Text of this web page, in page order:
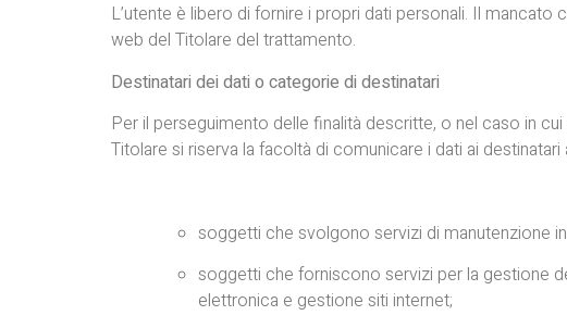
L’utente è libero di fornire i propri dati personali. Il
web del Titolare del trattamento.
Destinatari dei dati o categorie di destinatari
Per il perseguimento delle finalità descritte, o nel caso in
Titolare si riserva la facoltà di comunicare i dati ai
soggetti che svolgono servizi di manutenzione
soggetti che forniscono servizi per la gestione
elettronica e gestione siti internet;